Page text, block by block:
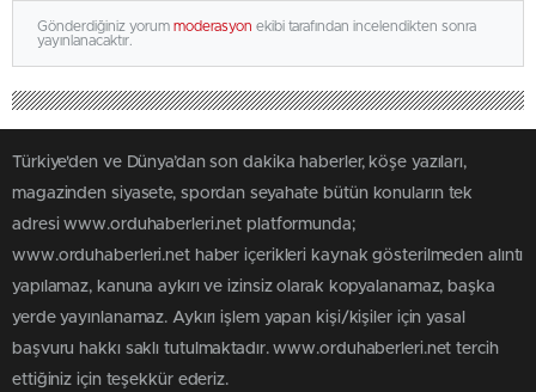
Gönderdiğiniz yorum moderasyon ekibi tarafından incelendikten sonra
yayınlanacaktır.
Türkiye'den ve Dünya’dan son dakika haberler, köşe yazıları,
magazinden siyasete, spordan seyahate bütün konuların tek
adresi www.orduhaberleri.net platformunda;
www.orduhaberleri.net haber içerikleri kaynak gösterilmeden alıntı
yapılamaz, kanuna aykırı ve izinsiz olarak kopyalanamaz, başka
yerde yayınlanamaz. Aykırı işlem yapan kişi/kişiler için yasal
başvuru hakkı saklı tutulmaktadır. www.orduhaberleri.net tercih
ettiğiniz için teşekkür ederiz.